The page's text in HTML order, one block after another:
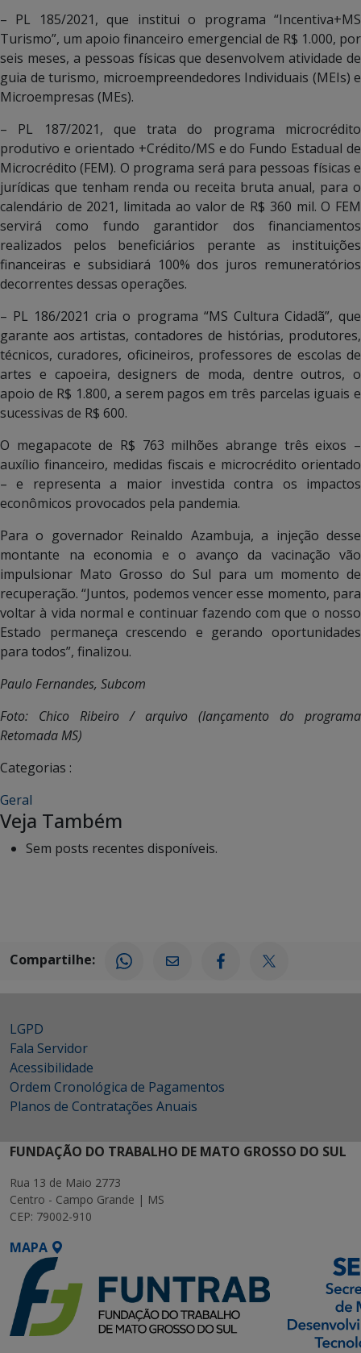
– PL 185/2021, que institui o programa “Incentiva+MS
Turismo”, um apoio financeiro emergencial de R$ 1.000, por
seis meses, a pessoas físicas que desenvolvem atividade de
guia de turismo, microempreendedores Individuais (MEIs) e
Microempresas (MEs).
– PL 187/2021, que trata do programa microcrédito
produtivo e orientado +Crédito/MS e do Fundo Estadual de
Microcrédito (FEM). O programa será para pessoas físicas e
jurídicas que tenham renda ou receita bruta anual, para o
calendário de 2021, limitada ao valor de R$ 360 mil. O FEM
servirá como fundo garantidor dos financiamentos
realizados pelos beneficiários perante as instituições
financeiras e subsidiará 100% dos juros remuneratórios
decorrentes dessas operações.
– PL 186/2021 cria o programa “MS Cultura Cidadã”, que
garante aos artistas, contadores de histórias, produtores,
técnicos, curadores, oficineiros, professores de escolas de
artes e capoeira, designers de moda, dentre outros, o
apoio de R$ 1.800, a serem pagos em três parcelas iguais e
sucessivas de R$ 600.
O megapacote de R$ 763 milhões abrange três eixos –
auxílio financeiro, medidas fiscais e microcrédito orientado
– e representa a maior investida contra os impactos
econômicos provocados pela pandemia.
Para o governador Reinaldo Azambuja, a injeção desse
montante na economia e o avanço da vacinação vão
impulsionar Mato Grosso do Sul para um momento de
recuperação. “Juntos, podemos vencer esse momento, para
voltar à vida normal e continuar fazendo com que o nosso
Estado permaneça crescendo e gerando oportunidades
para todos”, finalizou.
Paulo Fernandes, Subcom
Foto: Chico Ribeiro / arquivo (lançamento do programa
Retomada MS)
Categorias :
Geral
Veja Também
Sem posts recentes disponíveis.
Compartilhe:
LGPD
Fala Servidor
Acessibilidade
Ordem Cronológica de Pagamentos
Planos de Contratações Anuais
FUNDAÇÃO DO TRABALHO DE MATO GROSSO DO SUL
Rua 13 de Maio 2773
Centro - Campo Grande | MS
CEP: 79002-910
MAPA